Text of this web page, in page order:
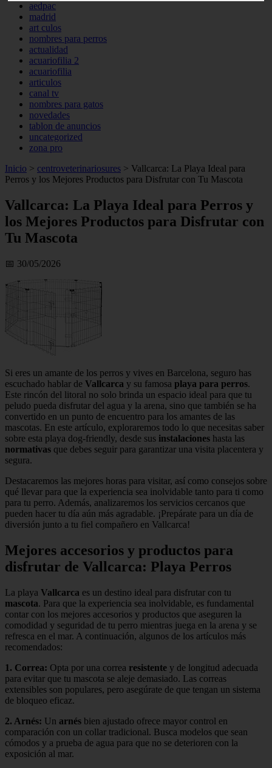
aedpac
madrid
art culos
nombres para perros
actualidad
acuariofilia 2
acuariofilia
articulos
canal tv
nombres para gatos
novedades
tablon de anuncios
uncategorized
zona pro
Inicio > centroveterinariosures > Vallcarca: La Playa Ideal para
Perros y los Mejores Productos para Disfrutar con Tu Mascota
Vallcarca: La Playa Ideal para Perros y
los Mejores Productos para Disfrutar con
Tu Mascota
📅 30/05/2026
Si eres un amante de los perros y vives en Barcelona, seguro has
escuchado hablar de Vallcarca y su famosa playa para perros.
Este rincón del litoral no solo brinda un espacio ideal para que tu
peludo pueda disfrutar del agua y la arena, sino que también se ha
convertido en un punto de encuentro para los amantes de las
mascotas. En este artículo, exploraremos todo lo que necesitas saber
sobre esta playa dog-friendly, desde sus instalaciones hasta las
normativas que debes seguir para garantizar una visita placentera y
segura.
Destacaremos las mejores horas para visitar, así como consejos sobre
qué llevar para que la experiencia sea inolvidable tanto para ti como
para tu perro. Además, analizaremos los servicios cercanos que
pueden hacer tu día aún más agradable. ¡Prepárate para un día de
diversión junto a tu fiel compañero en Vallcarca!
Mejores accesorios y productos para
disfrutar de Vallcarca: Playa Perros
La playa Vallcarca es un destino ideal para disfrutar con tu
mascota. Para que la experiencia sea inolvidable, es fundamental
contar con los mejores accesorios y productos que aseguren la
comodidad y seguridad de tu perro mientras juega en la arena y se
refresca en el mar. A continuación, algunos de los artículos más
recomendados:
1. Correa: Opta por una correa resistente y de longitud adecuada
para evitar que tu mascota se aleje demasiado. Las correas
extensibles son populares, pero asegúrate de que tengan un sistema
de bloqueo eficaz.
2. Arnés: Un arnés bien ajustado ofrece mayor control en
comparación con un collar tradicional. Busca modelos que sean
cómodos y a prueba de agua para que no se deterioren con la
exposición al mar.